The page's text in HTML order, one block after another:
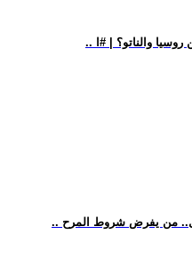
روسيا والناتو؟ | #ا
من يفرض شروط المرح